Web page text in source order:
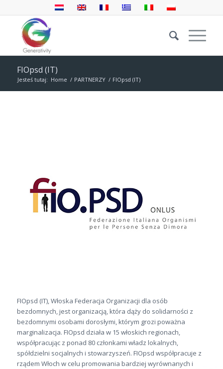
FIOpsd (IT)
Jesteś tutaj: Home / PARTNERZY / FIOpsd (IT)
FIOpsd (IT), Włoska Federacja Organizacji dla osób
bezdomnych, jest organizacją, która dąży do solidarności z
bezdomnymi osobami dorosłymi, którym grozi poważna
marginalizacja. FIOpsd działa w 15 włoskich regionach,
współpracując z ponad 80 członkami władz lokalnych,
spółdzielni socjalnych i stowarzyszeń. FIOpsd współpracuje z
rządem Włoch w celu promowania bardziej wyrównanych i